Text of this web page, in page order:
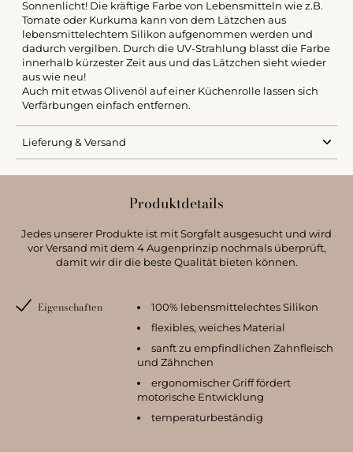
Sonnenlicht! Die kräftige Farbe von Lebensmitteln wie z.B.
Tomate oder Kurkuma kann von dem Lätzchen aus
lebensmittelechtem Silikon aufgenommen werden und
dadurch vergilben. Durch die UV-Strahlung blasst die Farbe
innerhalb kürzester Zeit aus und das Lätzchen sieht wieder
aus wie neu!
Auch mit etwas Olivenöl auf einer Küchenrolle lassen sich
Verfärbungen einfach entfernen.
Lieferung & Versand
Produktdetails
Jedes unserer Produkte ist mit Sorgfalt ausgesucht und wird
vor Versand mit dem 4 Augenprinzip nochmals überprüft,
damit wir dir die beste Qualität bieten können.
Eigenschaften
100% lebensmittelechtes Silikon
flexibles, weiches Material
sanft zu empfindlichen Zahnfleisch
und Zähnchen
ergonomischer Griff fördert
motorische Entwicklung
temperaturbeständig